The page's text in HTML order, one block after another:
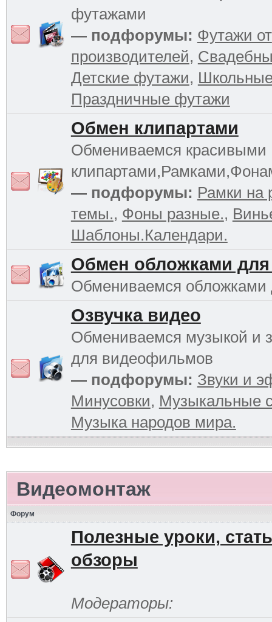
футажами
— подфорумы: Футажи от
производителей,
Детские футажи,
Праздничные футажи
Обмен клипартами
Обмениваемся красивыми
— подфорумы: Рамки на
темы., Фоны разные.,
Шаблоны.Календари.
Обмен обложками для
Обмениваемся обложками
Озвучка видео
Обмениваемся музыкой и
для видеофильмов
— подфорумы: Звуки и
Минусовки, Музыкальные
Музыка народов мира.
Видеомонтаж
Форум
Полезные уроки,
обзоры
Модераторы: